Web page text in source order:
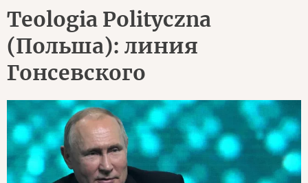
Teologia Polityczna
(Польша): линия
Гонсевского